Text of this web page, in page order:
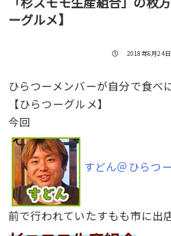
ーグルメ】
投稿日
2018年6月24
ひらつーメンバーが自分で食べ
【ひらつーグルメ】
今回
すどん＠ひらつー
前で行われていたすもも市に